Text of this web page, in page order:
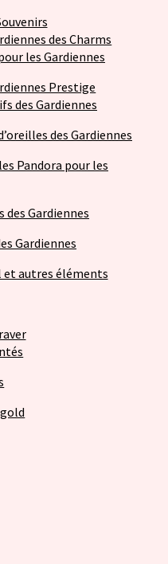
des Charms
les Gardiennes
Prestige
des Gardiennes
des Gardiennes
Pandora pour les
des Gardiennes
Gardiennes
autres éléments